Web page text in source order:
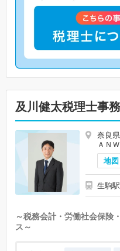
及川健太税理士事
奈良
ＡＮ
地図
生駒
～税務会計・労働社会保険
ス～